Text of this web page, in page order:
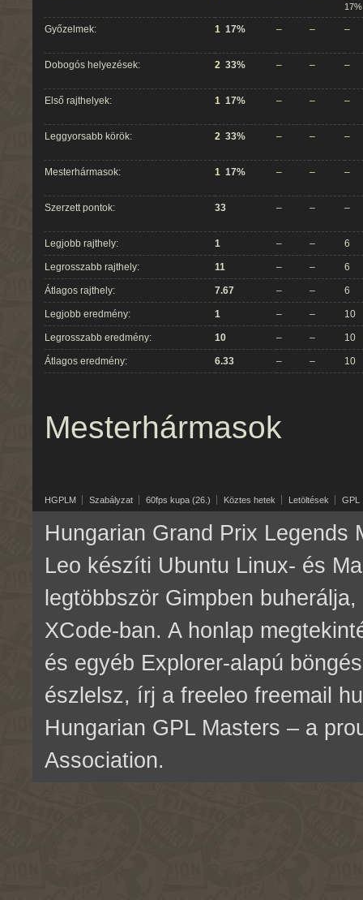
17%
Győzelmek: 1 17% – – –
Dobogós helyezések: 2 33% – – –
Első rajthelyek: 1 17% – – –
Leggyorsabb körök: 2 33% – – –
Mesterhármasok: 1 17% – – –
Szerzett pontok: 33 – – –
Legjobb rajthely: 1 – – 6
Legrosszabb rajthely: 11 – – 6
Átlagos rajthely: 7.67 – – 6
Legjobb eredmény: 1 – – 10
Legrosszabb eredmény: 10 – – 10
Átlagos eredmény: 6.33 – – 10
Mesterhármasok
HGPLM Szabályzat 60fps kupa (26.) Köztes hetek Letöltések GPL
Hungarian Grand Prix Legends
Leo készíti Ubuntu Linux- és
legtöbbször Gimpben
XCode-ban. A honlap
és egyéb Explorer-alapú
észlelsz, írj a freeleo freemail
Hungarian GPL Masters – a
Association.